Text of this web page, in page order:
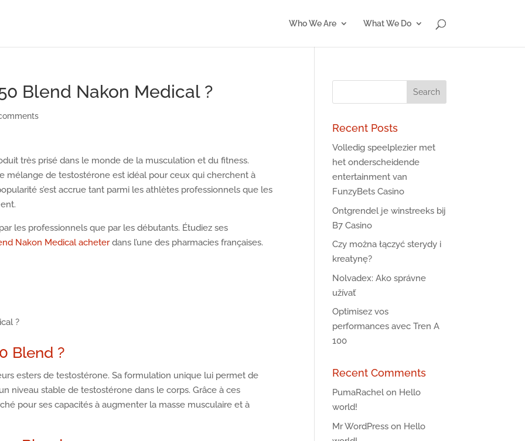
Who We Are What We Do
Blend Nakon Medical ?
très prisé dans le monde de la musculation et du fitness.
mélange de testostérone est idéal pour ceux qui cherchent à
s’est accrue tant parmi les athlètes professionnels que les
les professionnels que par les débutants. Étudiez ses
Nakon Medical acheterdans l’une des pharmacies françaises.
?
Blend ?
esters de testostérone. Sa formulation unique lui permet de
niveau stable de testostérone dans le corps. Grâce à ces
pour ses capacités à augmenter la masse musculaire et à
Recent Posts
Volledig speelplezier met
het onderscheidende
entertainment van
FunzyBets Casino
Ontgrendel je winstreeks bij
B7 Casino
Czy można łączyć sterydy i
kreatynę?
Nolvadex: Ako správne
užívať
Optimisez vos
performances avec Tren A
100
Recent Comments
PumaRachelon Hello
world!
Mr WordPress on Hello